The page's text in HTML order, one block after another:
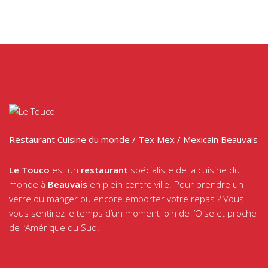
Restaurant Cuisine du monde / Tex Mex / Mexicain Beauvais
Le Touco est un restaurant spécialiste de la cuisine du
monde à Beauvais en plein centre ville. Pour prendre un
verre ou manger ou encore emporter votre repas ? Vous
vous sentirez le temps d’un moment loin de l’Oise et proche
de l’Amérique du Sud.